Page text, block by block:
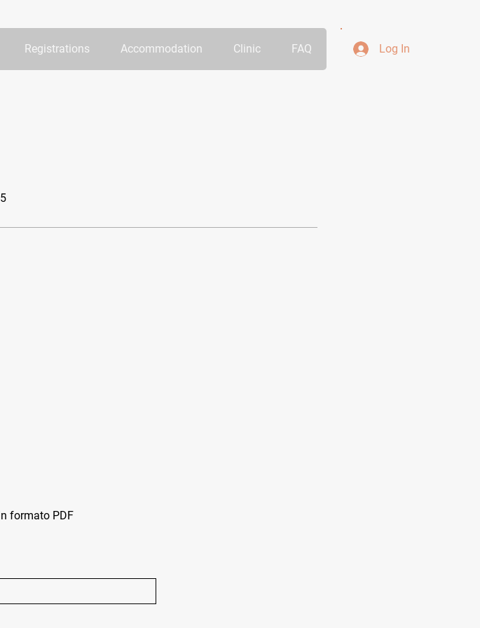
Registrations Accommodation Clinic FAQ Log In
formato PDF